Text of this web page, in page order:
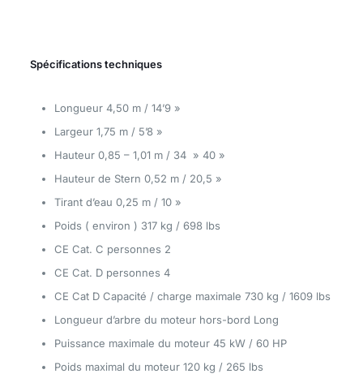
Spécifications techniques
Longueur 4,50 m / 14’9 »
Largeur 1,75 m / 5’8 »
Hauteur 0,85 – 1,01 m / 34 » 40 »
Hauteur de Stern 0,52 m / 20,5 »
Tirant d’eau 0,25 m / 10 »
Poids ( environ ) 317 kg / 698 lbs
CE Cat. C personnes 2
CE Cat. D personnes 4
CE Cat D Capacité / charge maximale 730 kg / 1609 lbs
Longueur d’arbre du moteur hors-bord Long
Puissance maximale du moteur 45 kW / 60 HP
Poids maximal du moteur 120 kg / 265 lbs